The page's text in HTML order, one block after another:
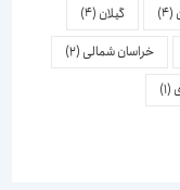
گیلان(4)
خراسان شمالی(2)